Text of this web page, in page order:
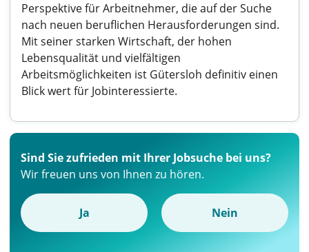
Perspektive für Arbeitnehmer, die auf der Suche
nach neuen beruflichen Herausforderungen sind.
Mit seiner starken Wirtschaft, der hohen
Lebensqualität und vielfältigen
Arbeitsmöglichkeiten ist Gütersloh definitiv einen
Blick wert für Jobinteressierte.
Sind Sie zufrieden mit Ihrer Jobsuche bei uns?
Wir freuen uns von Ihnen zu hören.
Ja Nein